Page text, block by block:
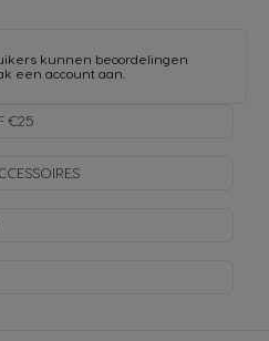
kunnen beoordelingen
een account aan
€25